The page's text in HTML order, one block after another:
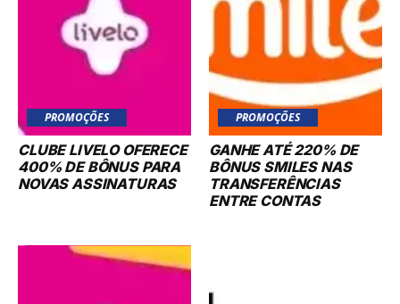
PROMOÇÕES
CLUBE LIVELO OFERECE
400% DE BÔNUS PARA
NOVAS ASSINATURAS
PROMOÇÕES
GANHE ATÉ 220% DE
BÔNUS SMILES NAS
TRANSFERÊNCIAS
ENTRE CONTAS